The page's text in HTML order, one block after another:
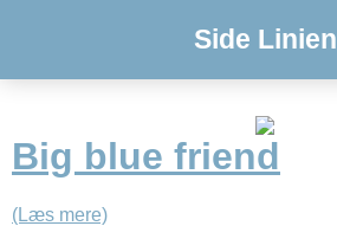
Side Linien
Big blue friend
(Læs mere)